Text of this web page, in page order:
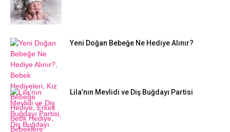
Yeni Doğan Bebeğe Ne Hediye Alınır?
Lila’nın Mevlidi ve Diş Buğdayı Partisi